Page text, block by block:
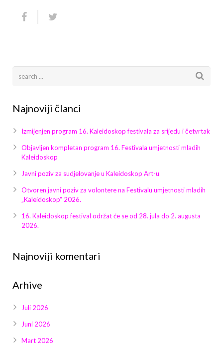
Najnoviji članci
Izmijenjen program 16. Kaleidoskop festivala za srijedu i četvrtak
Objavljen kompletan program 16. Festivala umjetnosti mladih
Kaleidoskop
Javni poziv za sudjelovanje u Kaleidoskop Art-u
Otvoren javni poziv za volontere na Festivalu umjetnosti mladih
„Kaleidoskop“ 2026.
16. Kaleidoskop festival održat će se od 28. jula do 2. augusta
2026.
Najnoviji komentari
Arhive
Juli 2026
Juni 2026
Mart 2026